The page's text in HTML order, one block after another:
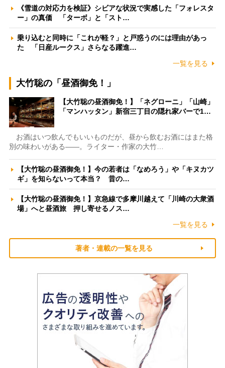
《雪道の対応力を検証》シビアな状況で実感した「フォレスタ
ー」の真価 「ターボ」と「スト…
乗り込むと同時に「これが軽？」と戸惑うのには理由があっ
た 「日産ルークス」さらなる躍進…
一覧を見る
大竹聡の「昼酒御免！」
【大竹聡の昼酒御免！】「ネグローニ」「山崎」
「マンハッタン」新宿三丁目の隠れ家バーで1…
お酒はいつ飲んでもいいものだが、昼から飲むお酒にはまた格
別の味わいがある――。ライター・作家の大竹…
【大竹聡の昼酒御免！】今の若者は「なめろう」や「キヌカツ
ギ」を知らないって本当？ 昔の…
【大竹聡の昼酒御免！】京急線で多摩川越えて「川崎の大衆酒
場」へと昼酒旅 押し寄せるノス…
一覧を見る
著者・連載の一覧を見る